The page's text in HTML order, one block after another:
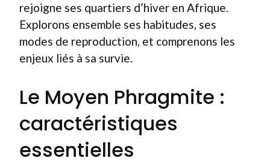
rejoigne ses quartiers d’hiver en Afrique.
Explorons ensemble ses habitudes, ses
modes de reproduction, et comprenons les
enjeux liés à sa survie.
Le Moyen Phragmite :
caractéristiques
essentielles